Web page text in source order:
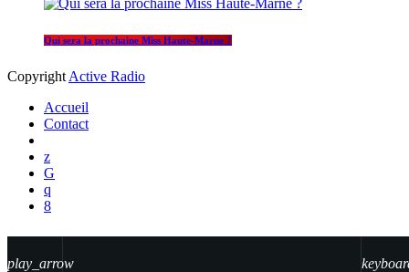
play_arrow
Qui sera la prochaine Miss Haute-Marne ?
Copyright Active Radio
Accueil
Contact